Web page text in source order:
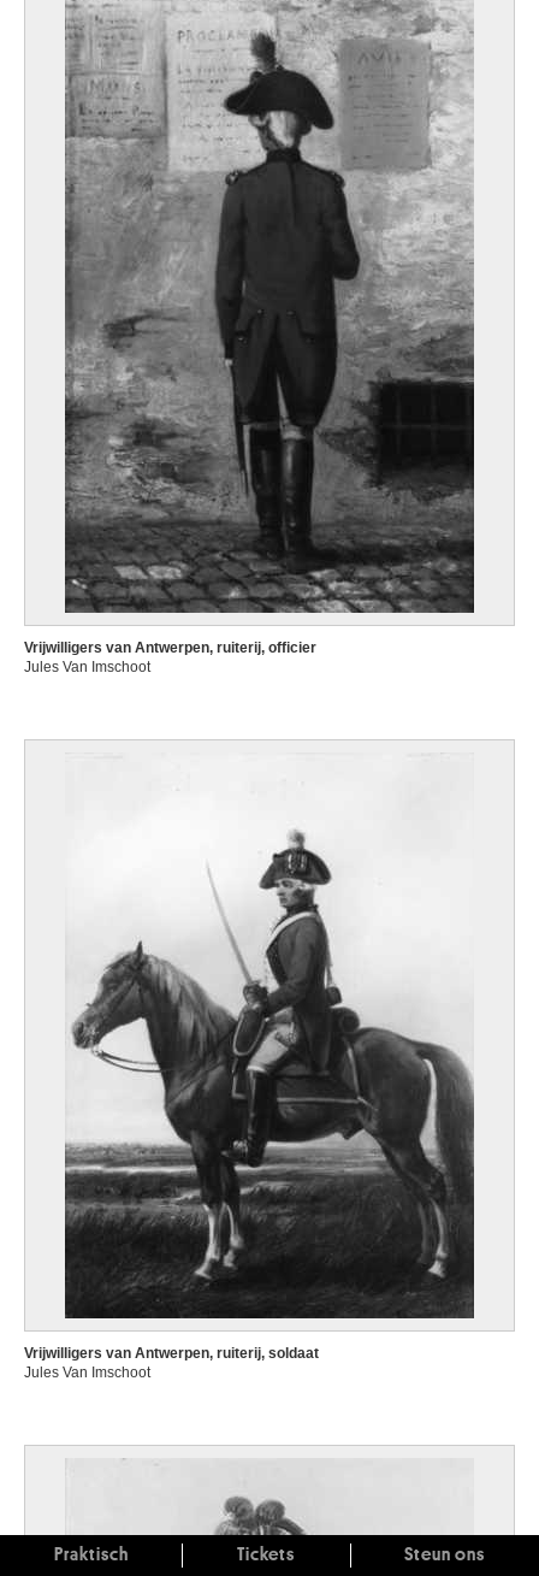
Vrijwilligers van Antwerpen, ruiterij, officier
Jules Van Imschoot
Vrijwilligers van Antwerpen, ruiterij, soldaat
Jules Van Imschoot
Praktisch Tickets Steun ons